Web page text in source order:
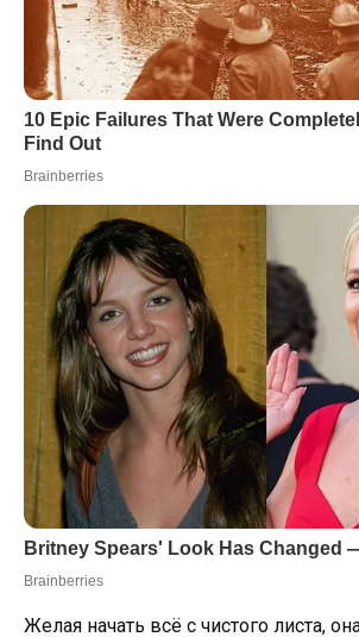
Желая начать всё с чистого листа,